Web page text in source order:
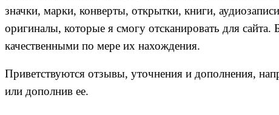
значки, марки, конверты, открытки, книги,
оригиналы, которые я смогу отсканировать для
качественными по мере их нахождения.
Приветствуются отзывы, уточнения и дополнения,
или дополнив ее.